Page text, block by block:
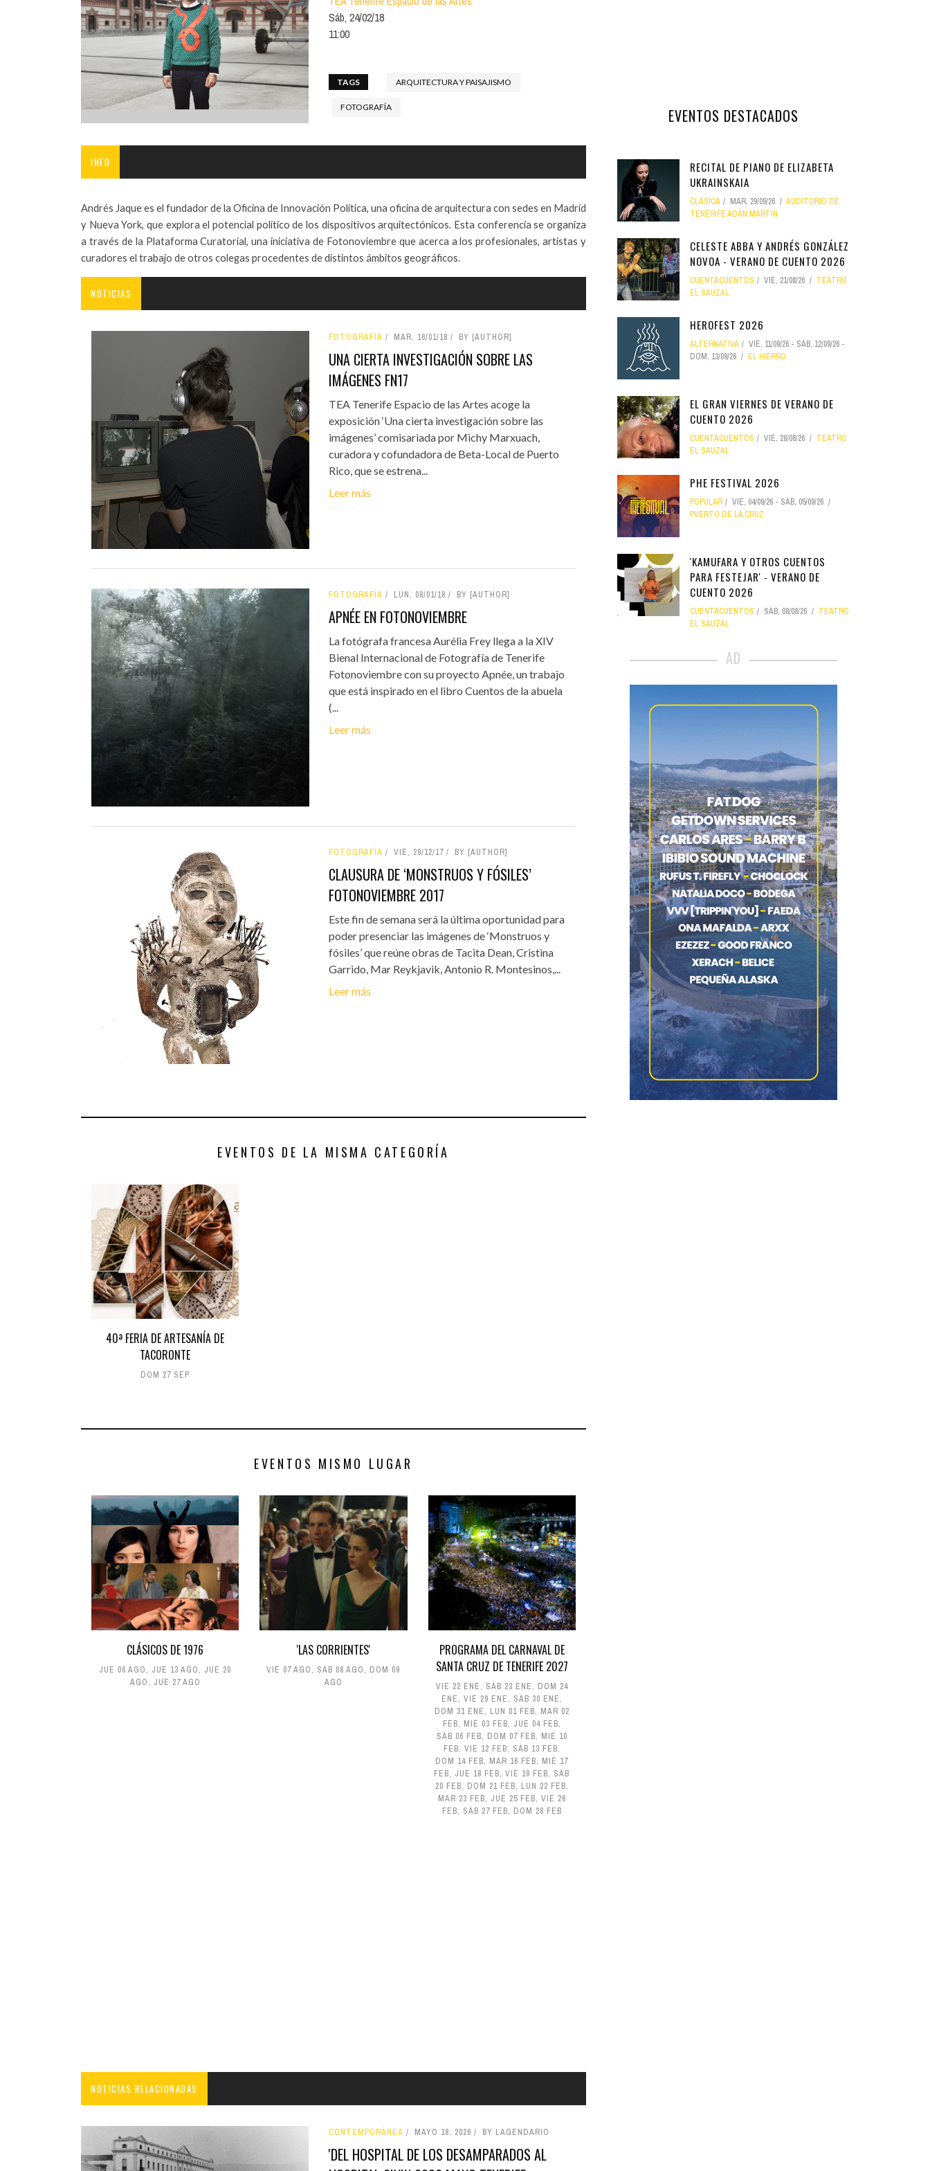
Santa Cruz | La Laguna
Islas
INFANTIL LOCALES CON ACTUACIONES
COMERCIO
Sáb, 24/02/18
11:00
TAGS ARQUITECTURA Y PAISAJISMO
FOTOGRAFÍA
INFO
Andrés Jaque es el fundador de la Oficina de Innovación Política, una oficina de arquitectura con sedes en Madrid
y Nueva York, que explora el potencial político de los dispositivos arquitectónicos. Esta conferencia se organiza
a través de la Plataforma Curatorial, una iniciativa de Fotonoviembre que acerca a los profesionales, artistas y
curadores el trabajo de otros colegas procedentes de distintos ámbitos geográficos.
NOTICIAS
FOTOGRAFÍA MAR, 16/01/18 BY [AUTHOR]
UNA CIERTA INVESTIGACIÓN SOBRE LAS
IMÁGENES FN17
TEA Tenerife Espacio de las Artes acoge la
exposición ‘Una cierta investigación sobre las
imágenes’ comisariada por Michy Marxuach,
curadora y cofundadora de Beta-Local de Puerto
Rico, que se estrena...
Leer más
FOTOGRAFÍA LUN, 08/01/18 BY [AUTHOR]
APNÉE EN FOTONOVIEMBRE
La fotógrafa francesa Aurélia Frey llega a la XIV
Bienal Internacional de Fotografía de Tenerife
Fotonoviembre con su proyecto Apnée, un trabajo
que está inspirado en el libro Cuentos de la abuela
(...
Leer más
FOTOGRAFÍA VIE, 29/12/17 BY [AUTHOR]
CLAUSURA DE ‘MONSTRUOS Y FÓSILES’
FOTONOVIEMBRE 2017
Este fin de semana será la última oportunidad para
poder presenciar las imágenes de ‘Monstruos y
fósiles’ que reúne obras de Tacita Dean, Cristina
Garrido, Mar Reykjavik, Antonio R. Montesinos,...
Leer más
EVENTOS DE LA MISMA CATEGORÍA
40ª FERIA DE ARTESANÍA DE
TACORONTE
DOM 27 SEP
EVENTOS MISMO LUGAR
CLÁSICOS DE 1976
JUE 06 AGO, JUE 13 AGO, JUE 20
AGO, JUE 27 AGO
'LAS CORRIENTES'
VIE 07 AGO, SÁB 08 AGO, DOM 09
AGO
PROGRAMA DEL CARNAVAL DE
SANTA CRUZ DE TENERIFE 2027
VIE 22 ENE, SÁB 23 ENE, DOM 24
ENE, VIE 29 ENE, SÁB 30 ENE,
DOM 31 ENE, LUN 01 FEB, MAR 02
FEB, MIÉ 03 FEB, JUE 04 FEB,
SÁB 06 FEB, DOM 07 FEB, MIÉ 10
FEB, VIE 12 FEB, SÁB 13 FEB,
DOM 14 FEB, MAR 16 FEB, MIÉ 17
FEB, JUE 18 FEB,VIE 19 FEB, SÁB
20 FEB, DOM 21 FEB, LUN 22 FEB,
MAR 23 FEB, JUE 25 FEB, VIE 26
FEB, SÁB 27 FEB, DOM 28 FEB
NOTICIAS RELACIONADAS
CONTEMPORÁNEA MAYO 18, 2026 BY LAGENDARIO
'DEL HOSPITAL DE LOS DESAMPARADOS AL
EVENTOS DESTACADOS
RECITAL DE PIANO DE ELIZABETA
UKRAINSKAIA
CLÁSICA MAR, 29/09/26
AUDITORIO DE
TENERIFE ADÁN MARTÍN
CELESTE ABBA Y ANDRÉS GONZÁLEZ
NOVOA - VERANO DE CUENTO 2026
CUENTACUENTOS VIE, 21/08/26
TEATRO
EL SAUZAL
HEROFEST 2026
ALTERNATIVA VIE, 11/09/26 - SÁB, 12/09/26 -
DOM, 13/09/26
EL HIERRO
EL GRAN VIERNES DE VERANO DE
CUENTO 2026
CUENTACUENTOS VIE, 28/08/26
TEATRO
EL SAUZAL
PHE FESTIVAL 2026
POPULAR VIE, 04/09/26 - SÁB, 05/09/26
PUERTO DE LA CRUZ
'KAMUFARA Y OTROS CUENTOS
PARA FESTEJAR' - VERANO DE
CUENTO 2026
CUENTACUENTOS SÁB, 08/08/26
TEATRO
EL SAUZAL
AD